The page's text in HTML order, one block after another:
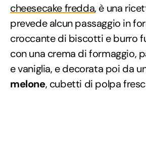
cheesecake fredda, è una
prevede alcun passaggio in
croccante di biscotti e burro
con una crema di formaggio,
e vaniglia, e decorata poi da
melone, cubetti di polpa